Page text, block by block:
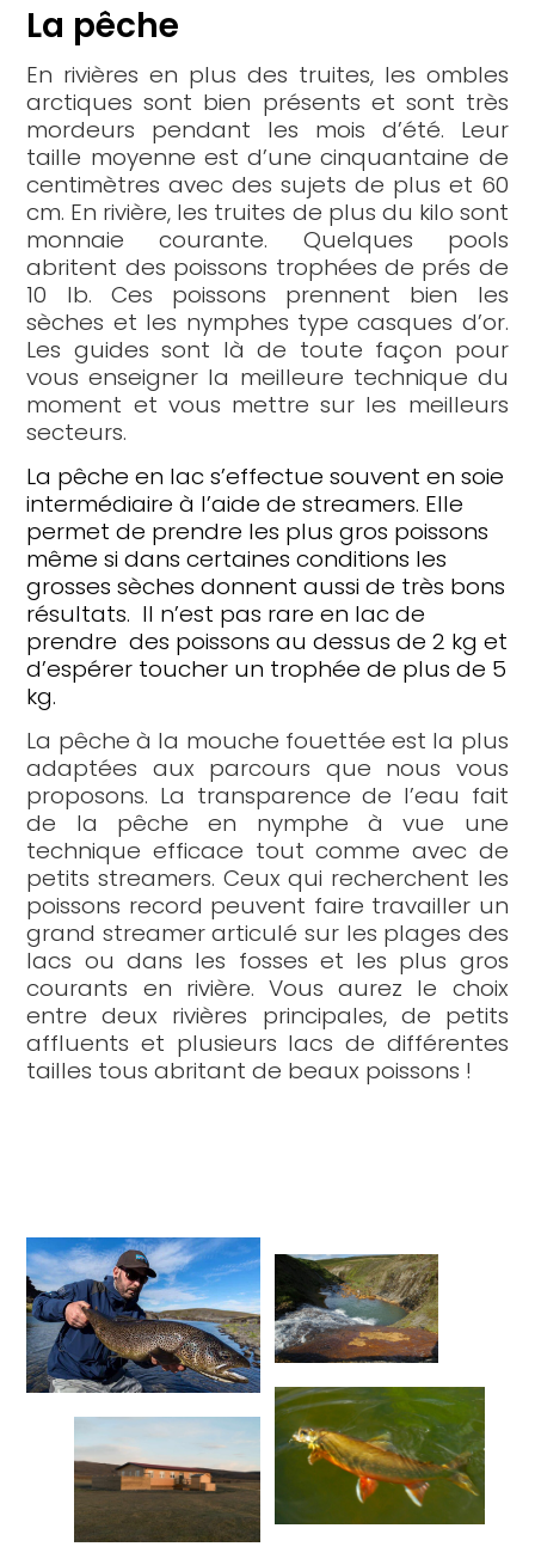
La pêche
En rivières en plus des truites, les ombles
arctiques sont bien présents et sont très
mordeurs pendant les mois d’été. Leur
taille moyenne est d’une cinquantaine de
centimètres avec des sujets de plus et 60
cm. En rivière, les truites de plus du kilo sont
monnaie courante. Quelques pools
abritent des poissons trophées de prés de
10 lb. Ces poissons prennent bien les
sèches et les nymphes type casques d’or.
Les guides sont là de toute façon pour
vous enseigner la meilleure technique du
moment et vous mettre sur les meilleurs
secteurs.
La pêche en lac s’effectue souvent en soie
intermédiaire à l’aide de streamers. Elle
permet de prendre les plus gros poissons
même si dans certaines conditions les
grosses sèches donnent aussi de très bons
résultats. Il n’est pas rare en lac de
prendre des poissons au dessus de 2 kg et
d’espérer toucher un trophée de plus de 5
kg.
La pêche à la mouche fouettée est la plus
adaptées aux parcours que nous vous
proposons. La transparence de l’eau fait
de la pêche en nymphe à vue une
technique efficace tout comme avec de
petits streamers. Ceux qui recherchent les
poissons record peuvent faire travailler un
grand streamer articulé sur les plages des
lacs ou dans les fosses et les plus gros
courants en rivière. Vous aurez le choix
entre deux rivières principales, de petits
affluents et plusieurs lacs de différentes
tailles tous abritant de beaux poissons !